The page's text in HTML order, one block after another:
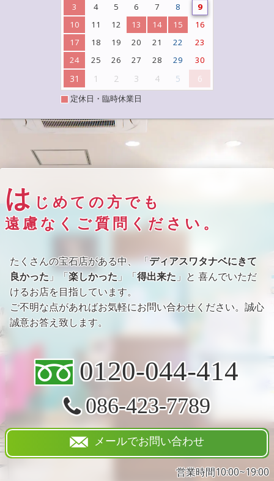
3
4 5 6 7 8
9
10
11 12 13 14 15
16
17
18 19 20 21 22
23
24
25 26 27 28 29 30
31 1 2 3 4 5 6
定休日・臨時休業日
はじめての方でも
遠慮なくご質問ください。
たくさんの宝石店がある中、 「ディアスワタナベにきて
良かった」「楽しかった 」「得出来た 」と 喜んでいただ
けるお店を目指しています。
ご不明な点があればお気軽にお問い合わせください。誠心
誠意お答え致します。
0120-044-414
086-423-7789
メールでお問い合わせ
営業時間10:00~19:00